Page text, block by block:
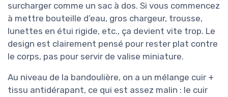
surcharger comme un sac à dos. Si vous commencez
à mettre bouteille d’eau, gros chargeur, trousse,
lunettes en étui rigide, etc., ça devient vite trop. Le
design est clairement pensé pour rester plat contre
le corps, pas pour servir de valise miniature.
Au niveau de la bandoulière, on a un mélange cuir +
tissu antidérapant, ce qui est assez malin : le cuir